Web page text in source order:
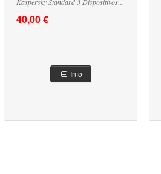
40,00 €
Info